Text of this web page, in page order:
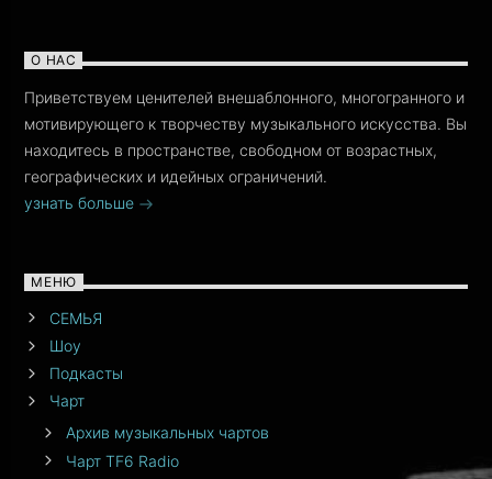
О НАС
Приветствуем ценителей внешаблонного, многогранного и
мотивирующего к творчеству музыкального искусства. Вы
находитесь в пространстве, свободном от возрастных,
географических и идейных ограничений.
узнать больше
МЕНЮ
СЕМЬЯ
Шоу
Подкасты
Чарт
Архив музыкальных чартов
Чарт TF6 Radio